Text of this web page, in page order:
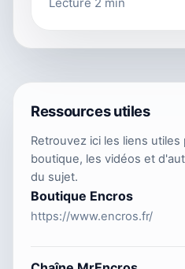
Ressources utiles
Retrouvez ici les liens
boutique, les vidéos et
du sujet.
Boutique Encros
https://www.encros.fr/